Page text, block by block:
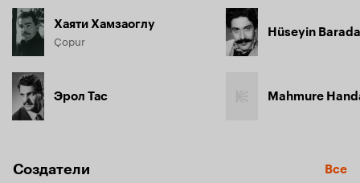
Хаяти Хамзаоглу
Çopur
Эрол Тас
Hüseyin
Mahmure
Создатели Все